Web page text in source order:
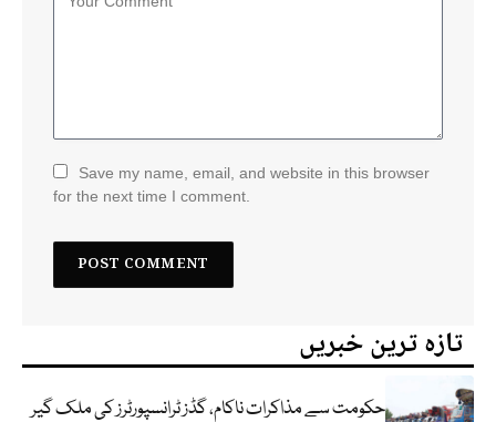
Save my name, email, and website in this browser
for the next time I comment.
تازہ ترین خبریں
حکومت سے مذاکرات ناکام، گڈز ٹرانسپورٹرز کی ملک گیر